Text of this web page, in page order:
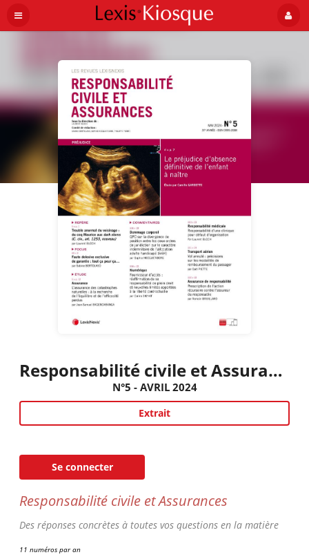
Responsabilité civile et Assurances
N°5 - AVRIL 2024
Extrait
Se connecter
Responsabilité civile et Assurances
Des réponses concrètes à toutes vos questions en la matière
11 numéros par an